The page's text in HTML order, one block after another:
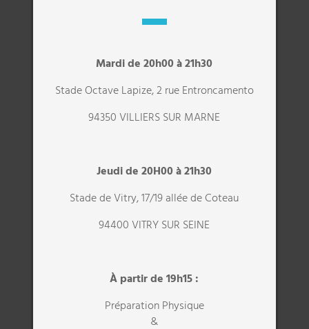
Mardi de 20h00 à 21h30
Stade Octave Lapize, 2 rue Entroncamento
94350 VILLIERS SUR MARNE
Jeudi de 20H00 à 21h30
Stade de Vitry, 17/19 allée de Coteau
94400 VITRY SUR SEINE
À partir de 19h15 :
Préparation Physique
&